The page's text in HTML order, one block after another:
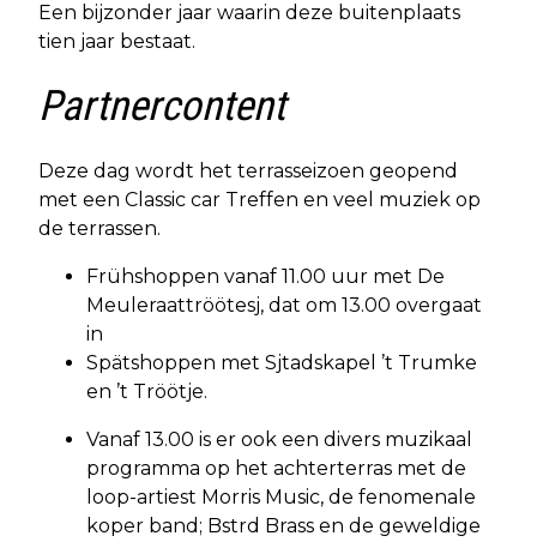
Een bijzonder jaar waarin deze buitenplaats
tien jaar bestaat.
Partnercontent
Deze dag wordt het terrasseizoen geopend
met een Classic car Treffen en veel muziek op
de terrassen.
Frühshoppen vanaf 11.00 uur met De
Meuleraattröötesj, dat om 13.00 overgaat
in
Spätshoppen met Sjtadskapel ’t Trumke
en ’t Tröötje.
Vanaf 13.00 is er ook een divers muzikaal
programma op het achterterras met de
loop-artiest Morris Music, de fenomenale
koper band; Bstrd Brass en de geweldige